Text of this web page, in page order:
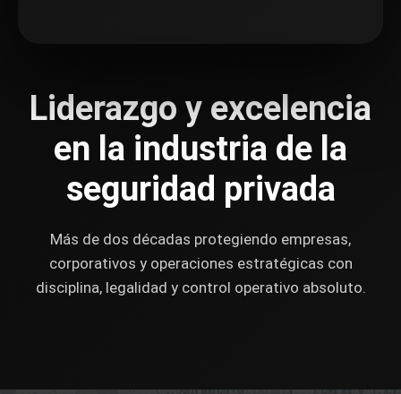
Liderazgo y excelencia
en la industria de la
seguridad privada
Más de dos décadas protegiendo empresas,
corporativos y operaciones estratégicas con
disciplina, legalidad y control operativo absoluto.